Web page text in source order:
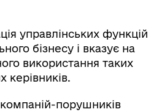
управлінських функцій
бізнесу і вказує на
використання таких
керівників.
порушників